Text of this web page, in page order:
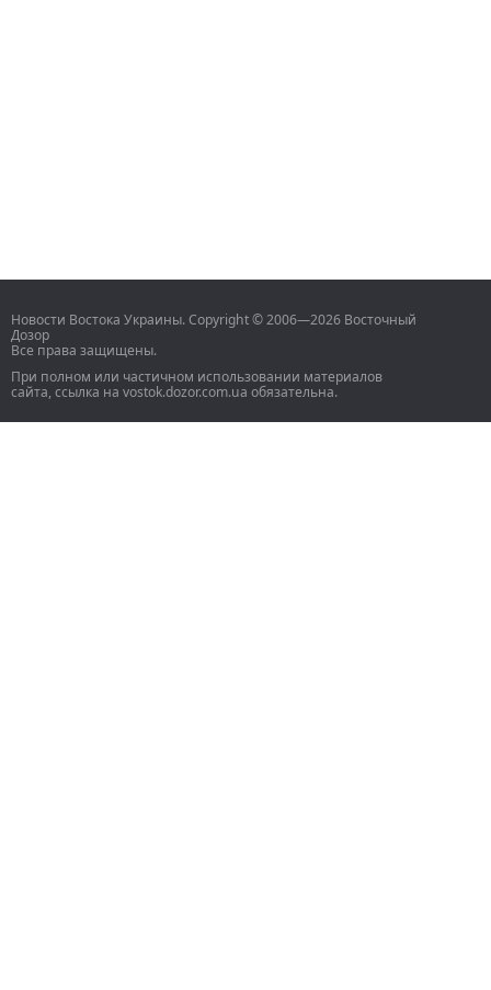
Новости Востока Украины. Copyright © 2006—2026 Восточный
Дозор
Все права защищены.
При полном или частичном использовании материалов
сайта, ссылка на vostok.dozor.com.ua обязательна.